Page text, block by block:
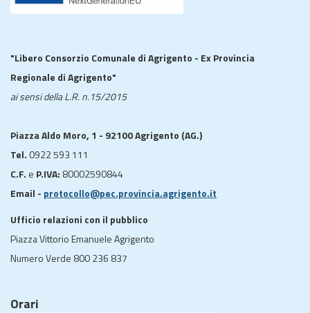
"Libero Consorzio Comunale di Agrigento - Ex Provincia
Regionale di Agrigento"
ai sensi della L.R. n.15/2015
Piazza Aldo Moro, 1 - 92100 Agrigento (AG.)
Tel. 0922 593 111
C.F. e P.IVA: 80002590844
Email - protocollo@pec.provincia.agrigento.it
Ufficio relazioni con il pubblico
Piazza Vittorio Emanuele Agrigento
Numero Verde 800 236 837
Orari